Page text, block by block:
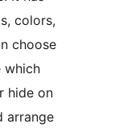
colors,
choose
which
hide on
arrange